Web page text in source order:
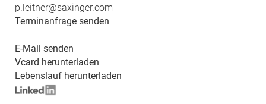
p.leitner@saxinger.com
Terminanfrage senden
E-Mail senden
Vcard herunterladen
Lebenslauf herunterladen